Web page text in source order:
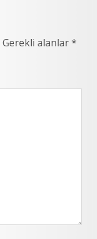
Gerekli alanlar*